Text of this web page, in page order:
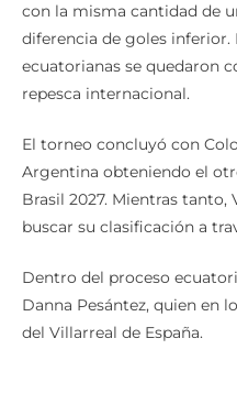
con la misma cantidad de
diferencia de goles inferior.
ecuatorianas se quedaron
repesca internacional.
El torneo concluyó con
Argentina obteniendo el
Brasil 2027. Mientras tanto,
buscar su clasificación a
Dentro del proceso
Danna Pesántez, quien en
del Villarreal de España.